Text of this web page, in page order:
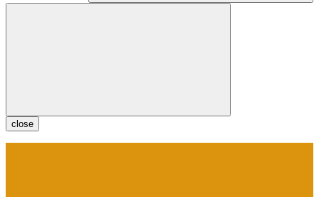
close